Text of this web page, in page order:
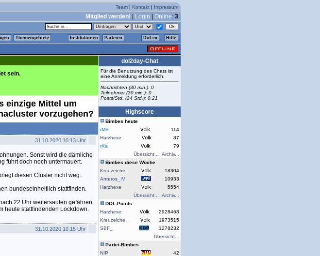
Team | Kontakt | Impressum
Mitglied werden! Login Online: 3
Themengebiete Institutionen Parteien DoLex Hilfe
sein.
einzige Mittel um
vorzugehen?
31.10.2020 10:13 Uhr
Sonst wird die dämliche
führt doch noch untermauert.
diesen Cluster nicht weg.
bundeseinheitlich stattfinden.
22 Uhr weitersaufen gefahren,
heute stattfindenden Lockdown.
31.10.2020 10:15 Uhr
dol2day-Chat
Für die Benutzung des Chats ist
eine Anmeldung erforderlich.
Nachrichten (30 min.): 0
Teilnehmer (30 min.): 0
Posts/Std. (24 Std.): 0.21
Highscore
Bimbes heute
rMS
114
Harzhexe
87
rKa
79
Übersicht...
Archiv...
Bimbes diese Woche
Kreuzeiche.
18304
Anteros_IV
10933
Harzhexe
5554
Übersicht...
Archiv...
DOL-Points
Harzhexe
2928468
Kreuzeiche.
1973515
SBF_
1278232
Übersicht...
Partei-Bimbes
NIP
42